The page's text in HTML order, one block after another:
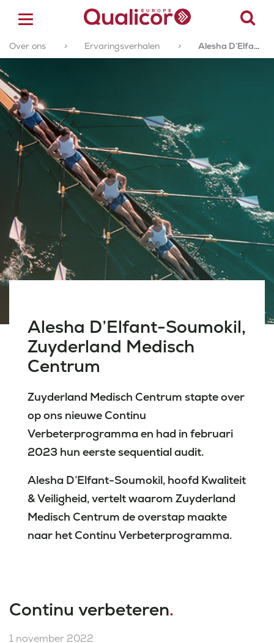
CERTIFICERING
ACADEMY
ZORGSECTOREN
OVER ONS
CONTACT
Agenda
Werken bij
Inlogportalen
Over ons > Ervaringsverhalen > Alesha D’Elfant-Soumokil
Alesha D’Elfant-Soumokil,
Zuyderland Medisch
Centrum
Zuyderland Medisch Centrum stapte over
op ons nieuwe Continu
Verbeterprogramma en had in februari
2023 hun eerste sequential audit.
Alesha D’Elfant-Soumokil, hoofd Kwaliteit
& Veiligheid, vertelt waarom Zuyderland
Medisch Centrum de overstap maakte
naar het Continu Verbeterprogramma.
Continu verbeteren.
1 november 2022